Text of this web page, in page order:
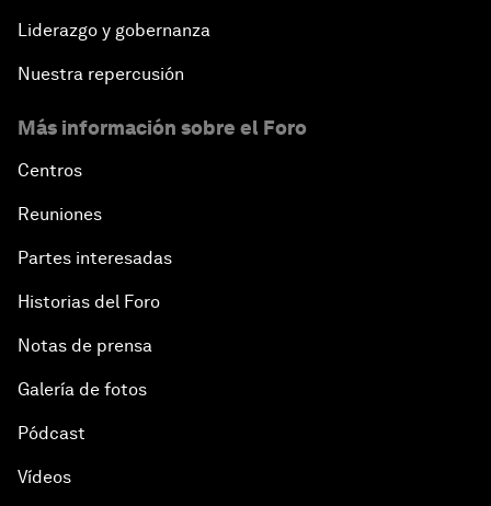
Liderazgo y gobernanza
Nuestra repercusión
Más información sobre el Foro
Centros
Reuniones
Partes interesadas
Historias del Foro
Notas de prensa
Galería de fotos
Pódcast
Vídeos